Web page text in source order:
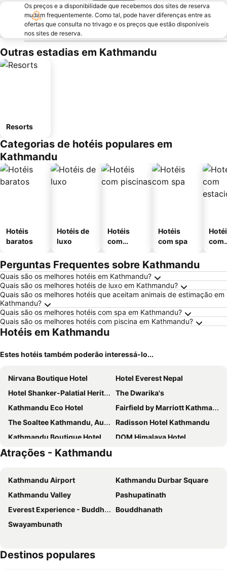
Os preços e a disponibilidade que recebemos dos sites de reserva
mudam frequentemente. Como tal, pode haver diferenças entre as
ofertas que consulta no trivago e os preços que estão disponíveis
nos sites de reserva.
Outras estadias em Kathmandu
Resorts
Categorias de hotéis populares em
Kathmandu
Hotéis
baratos
Hotéis de
luxo
Hotéis
com
Hotéis
com spa
com
Perguntas Frequentes sobre Kathmandu
Quais são os melhores hotéis em Kathmandu?
Quais são os melhores hotéis de luxo em Kathmandu?
Quais são os melhores hotéis que aceitam animais de estimação em
Kathmandu?
Quais são os melhores hotéis com spa em Kathmandu?
Quais são os melhores hotéis com piscina em Kathmandu?
Hotéis em Kathmandu
Estes hotéis também poderão interessá-lo...
Nirvana Boutique Hotel
Hotel Everest Nepal
Hotel Shanker-Palatial Heritage Kathmandu
The Dwarika's
Kathmandu Eco Hotel
Fairfield by Marriott Kathmandu
The Soaltee Kathmandu, Autograph Collection
Radisson Hotel Kathmandu
Kathmandu Boutique Hotel
DOM Himalaya Hotel
Hotel Yak & Yeti
Aloft by Marriott Kathmandu Thamel
Oasis Kathmandu Hotel
Family Peace House
Hotel Friends Home
Kantipur Temple House
Hotel Harsha Nepal
Nepali Heritage Hotel
Gaju Suite Hotel
Atrações - Kathmandu
Kathmandu Airport
Kathmandu Durbar Square
Kathmandu Valley
Pashupatinath
Everest Experience - Buddha Air
Bouddhanath
Swayambunath
Destinos populares